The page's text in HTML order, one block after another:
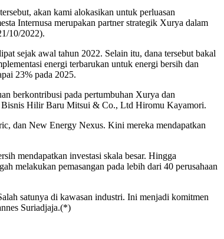
akan kami alokasikan untuk perluasan
Internusa merupakan partner strategik Xurya dalam
10/2022).
sejak awal tahun 2022. Selain itu, dana tersebut bakal
energi terbarukan untuk energi bersih dan
23% pada 2025.
berkontribusi pada pertumbuhan Xurya dan
Bisnis Hilir Baru Mitsui & Co., Ltd Hiromu Kayamori.
dan New Energy Nexus. Kini mereka mendapatkan
mendapatkan investasi skala besar. Hingga
melakukan pemasangan pada lebih dari 40 perusahaan
satunya di kawasan industri. Ini menjadi komitmen
Suriadjaja.(*)